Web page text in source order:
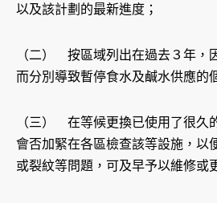
以及該計劃的最新進度；
（二） 按區域列出在過去３年，
而分別導致暫停食水及鹹水供應的
（三） 在等候更換已使用了很久
會否加緊在各區檢查該等設施，以
或裂紋等問題，可及早予以維修或